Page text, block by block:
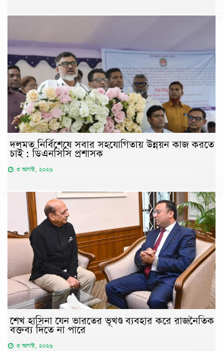
দলমত নির্বিশেষে সবার সহযোগিতায় উন্নয়ন কাজ করতে
চাই : ডিএনসিসি প্রশাসক
৩ আগস্ট, ২০২৬
শেখ হাসিনা যেন ভারতের ভূখণ্ড ব্যবহার করে রাজনৈতিক
বক্তব্য দিতে না পারে
৩ আগস্ট, ২০২৬